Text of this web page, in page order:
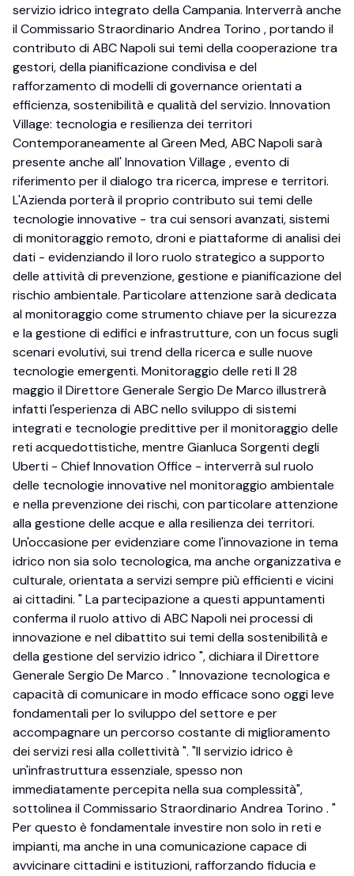
servizio idrico integrato della Campania. Interverrà anche
il Commissario Straordinario Andrea Torino , portando il
contributo di ABC Napoli sui temi della cooperazione tra
gestori, della pianificazione condivisa e del
rafforzamento di modelli di governance orientati a
efficienza, sostenibilità e qualità del servizio. Innovation
Village: tecnologia e resilienza dei territori
Contemporaneamente al Green Med, ABC Napoli sarà
presente anche all' Innovation Village , evento di
riferimento per il dialogo tra ricerca, imprese e territori.
L'Azienda porterà il proprio contributo sui temi delle
tecnologie innovative - tra cui sensori avanzati, sistemi
di monitoraggio remoto, droni e piattaforme di analisi dei
dati - evidenziando il loro ruolo strategico a supporto
delle attività di prevenzione, gestione e pianificazione del
rischio ambientale. Particolare attenzione sarà dedicata
al monitoraggio come strumento chiave per la sicurezza
e la gestione di edifici e infrastrutture, con un focus sugli
scenari evolutivi, sui trend della ricerca e sulle nuove
tecnologie emergenti. Monitoraggio delle reti Il 28
maggio il Direttore Generale Sergio De Marco illustrerà
infatti l'esperienza di ABC nello sviluppo di sistemi
integrati e tecnologie predittive per il monitoraggio delle
reti acquedottistiche, mentre Gianluca Sorgenti degli
Uberti - Chief Innovation Office - interverrà sul ruolo
delle tecnologie innovative nel monitoraggio ambientale
e nella prevenzione dei rischi, con particolare attenzione
alla gestione delle acque e alla resilienza dei territori.
Un'occasione per evidenziare come l'innovazione in tema
idrico non sia solo tecnologica, ma anche organizzativa e
culturale, orientata a servizi sempre più efficienti e vicini
ai cittadini. " La partecipazione a questi appuntamenti
conferma il ruolo attivo di ABC Napoli nei processi di
innovazione e nel dibattito sui temi della sostenibilità e
della gestione del servizio idrico ", dichiara il Direttore
Generale Sergio De Marco . " Innovazione tecnologica e
capacità di comunicare in modo efficace sono oggi leve
fondamentali per lo sviluppo del settore e per
accompagnare un percorso costante di miglioramento
dei servizi resi alla collettività ". "Il servizio idrico è
un'infrastruttura essenziale, spesso non
immediatamente percepita nella sua complessità",
sottolinea il Commissario Straordinario Andrea Torino . "
Per questo è fondamentale investire non solo in reti e
impianti, ma anche in una comunicazione capace di
avvicinare cittadini e istituzioni, rafforzando fiducia e